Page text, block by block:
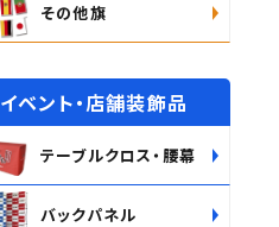
その他旗
イベント・店舗装飾品
テーブルクロス・腰幕
バックパネル